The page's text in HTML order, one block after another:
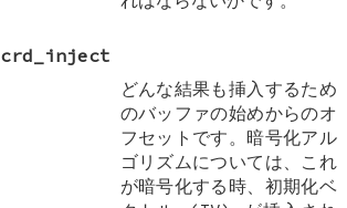
crd_inject
どんな結果も挿入するため
のバッファの始めからのオ
フセットです。暗号化アル
ゴリズムについては、これ
が暗号化する時、初期化ベ